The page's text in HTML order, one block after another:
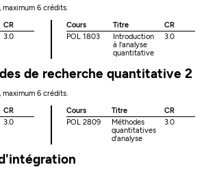
6 crédits.
CR
3.0
Cours Titre
CR
POL 1803
Introduction
à l'analyse
quantitative
3.0
de recherche quantitative 2
6 crédits.
CR
3.0
Cours Titre
CR
POL 2809
Méthodes
quantitatives
d'analyse
3.0